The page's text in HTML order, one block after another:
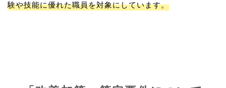
験や技能に優れた職員を対象にしています。